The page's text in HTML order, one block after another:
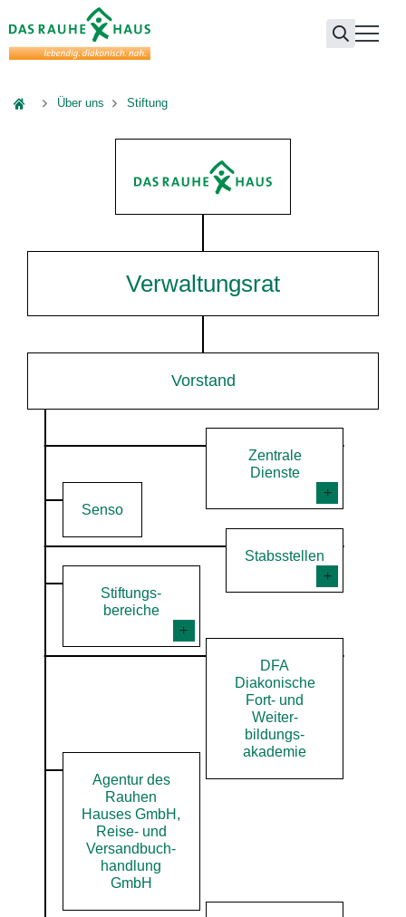
Das Rauhe Haus
Über uns Stiftung
Verwaltungsrat
Vorstand
Zentrale
Dienste
Senso
Stabsstellen
Stiftungs­
bereiche
DFA
Diakonische
Fort- und
Weiter­
bildungs­
akademie
Agentur des
Rauhen
Hauses GmbH,
Reise- und
Versand­buch­
handlung
GmbH